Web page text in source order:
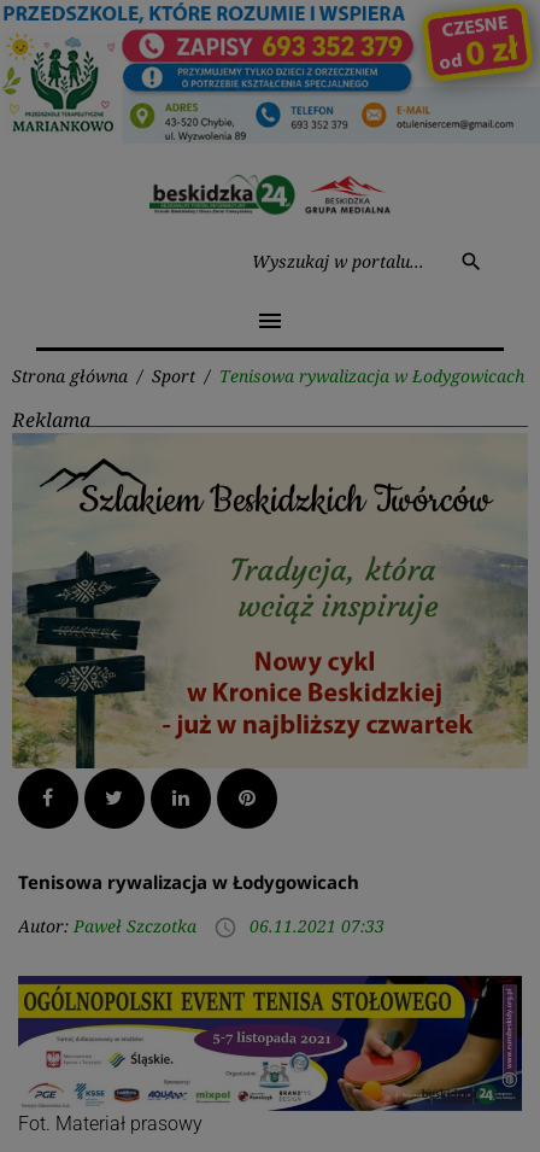
Przejdź
do
treści
search
menu
Strona główna / Sport / Tenisowa rywalizacja w Łodygowicach
Reklama
Facebook Twitter LinkedInPinterest
Tenisowa rywalizacja w Łodygowicach
Autor: Paweł Szczotka access_time 06.11.2021 07:33
Fot. Materiał prasowy